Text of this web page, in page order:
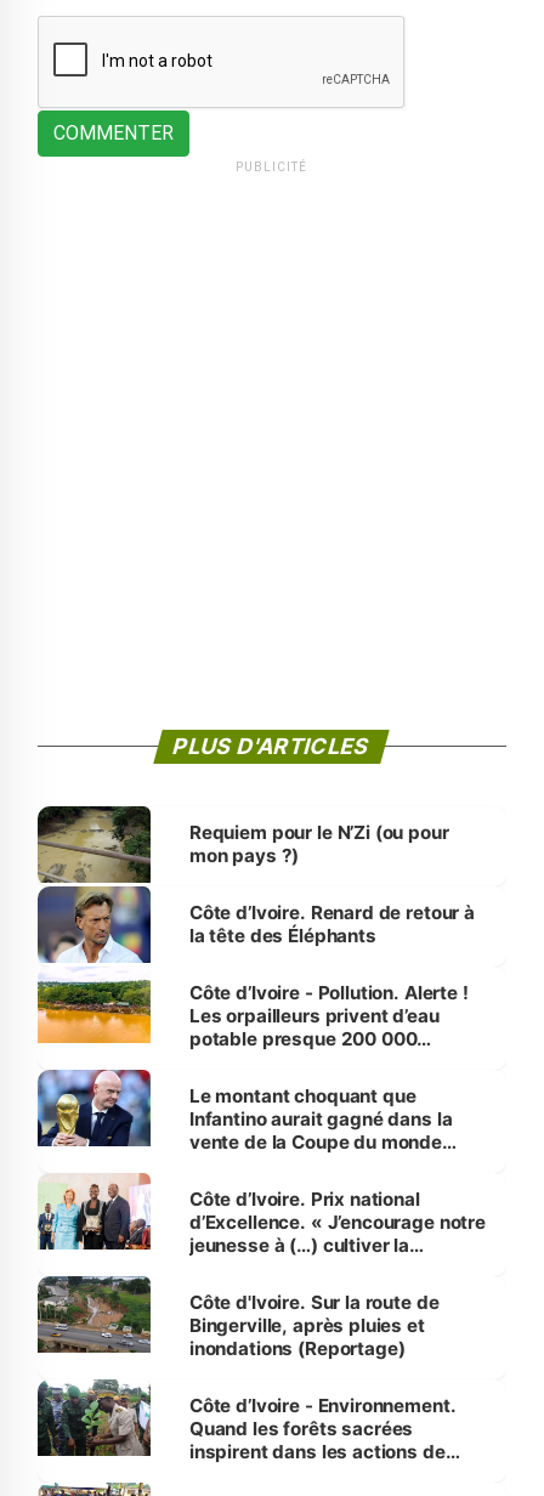
COMMENTER
PUBLICITÉ
PLUS D'ARTICLES
Requiem pour le N’Zi (ou pour
mon pays ?)
Côte d’Ivoire. Renard de retour à
la tête des Éléphants
Côte d’Ivoire - Pollution. Alerte !
Les orpailleurs privent d’eau
potable presque 200 000
Le montant choquant que
Infantino aurait gagné dans la
vente de la Coupe du monde
Côte d’Ivoire. Prix national
d’Excellence. « J’encourage notre
jeunesse à (…) cultiver la
(Alassane Ouattara
Côte d'Ivoire. Sur la route de
Bingerville, après pluies et
inondations (Reportage)
Côte d’Ivoire - Environnement.
Quand les forêts sacrées
inspirent dans les actions de